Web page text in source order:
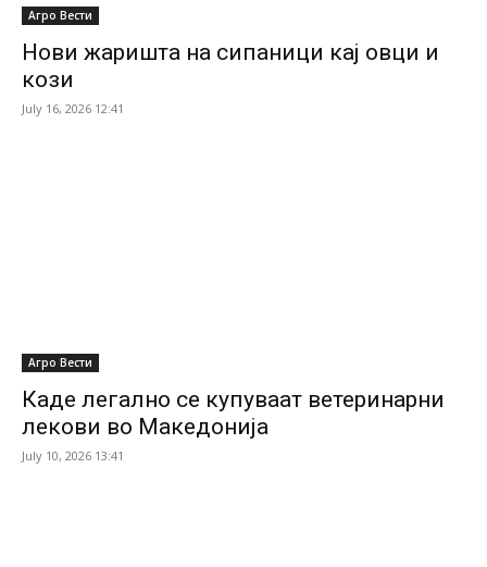
Агро Вести
Нови жаришта на сипаници кај овци и
кози
July 16, 2026 12:41
Агро Вести
Каде легално се купуваат ветеринарни
лекови во Македонија
July 10, 2026 13:41